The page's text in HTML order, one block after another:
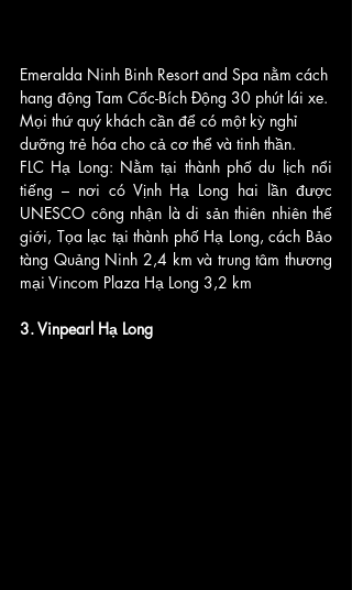
Emeralda Ninh Binh Resort and Spa nằm cách
hang động Tam Cốc-Bích Động 30 phút lái xe.
Mọi thứ quý khách cần để có một kỳ nghỉ
dưỡng trẻ hóa cho cả cơ thể và tinh thần.
FLC Hạ Long: Nằm tại thành phố du lịch nổi
tiếng – nơi có Vịnh Hạ Long hai lần được
UNESCO công nhận là di sản thiên nhiên thế
giới, Tọa lạc tại thành phố Hạ Long, cách Bảo
tàng Quảng Ninh 2,4 km và trung tâm thương
mại Vincom Plaza Hạ Long 3,2 km
3. Vinpearl Hạ Long